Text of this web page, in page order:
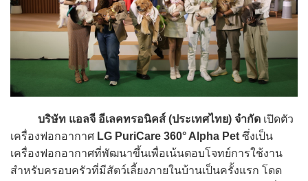
บริษัท แอลจี อีเลคทรอนิคส์ (ประเทศไทย) จำกัด เปิดตัว
เครื่องฟอกอากาศ LG PuriCare 360° Alpha Pet ซึ่งเป็น
เครื่องฟอกอากาศที่พัฒนาขึ้นเพื่อเน้นตอบโจทย์การใช้งาน
สำหรับครอบครัวที่มีสัตว์เลี้ยงภายในบ้านเป็นครั้งแรก โดด